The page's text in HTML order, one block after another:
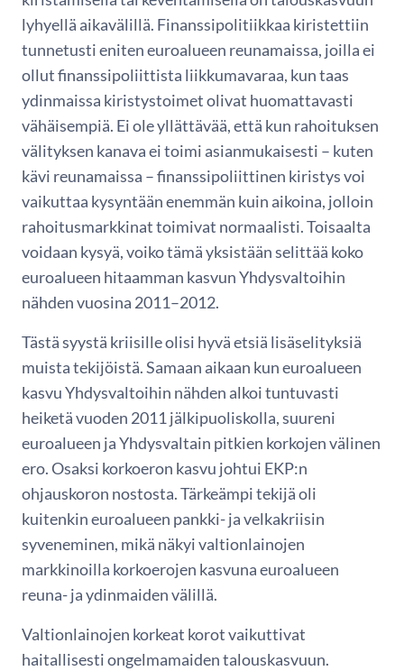
lyhyellä aikavälillä. Finanssipolitiikkaa kiristettiin
tunnetusti eniten euroalueen reunamaissa, joilla ei
ollut finanssipoliittista liikkumavaraa, kun taas
ydinmaissa kiristystoimet olivat huomattavasti
vähäisempiä. Ei ole yllättävää, että kun rahoituksen
välityksen kanava ei toimi asianmukaisesti – kuten
kävi reunamaissa – finanssipoliittinen kiristys voi
vaikuttaa kysyntään enemmän kuin aikoina, jolloin
rahoitusmarkkinat toimivat normaalisti. Toisaalta
voidaan kysyä, voiko tämä yksistään selittää koko
euroalueen hitaamman kasvun Yhdysvaltoihin
nähden vuosina 2011–2012.
Tästä syystä kriisille olisi hyvä etsiä lisäselityksiä
muista tekijöistä. Samaan aikaan kun euroalueen
kasvu Yhdysvaltoihin nähden alkoi tuntuvasti
heiketä vuoden 2011 jälkipuoliskolla, suureni
euroalueen ja Yhdysvaltain pitkien korkojen välinen
ero. Osaksi korkoeron kasvu johtui EKP:n
ohjauskoron nostosta. Tärkeämpi tekijä oli
kuitenkin euroalueen pankki- ja velkakriisin
syveneminen, mikä näkyi valtionlainojen
markkinoilla korkoerojen kasvuna euroalueen
reuna- ja ydinmaiden välillä.
Valtionlainojen korkeat korot vaikuttivat
haitallisesti ongelmamaiden talouskasvuun.